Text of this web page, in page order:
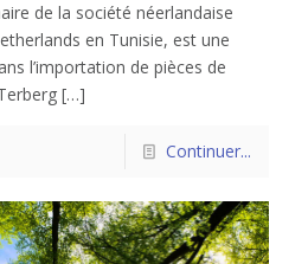
de la société néerlandaise
en Tunisie, est une
l’importation de pièces de
[…]
Continuer...